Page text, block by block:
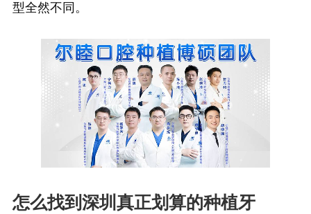
型全然不同。
怎么找到深圳真正划算的种植牙